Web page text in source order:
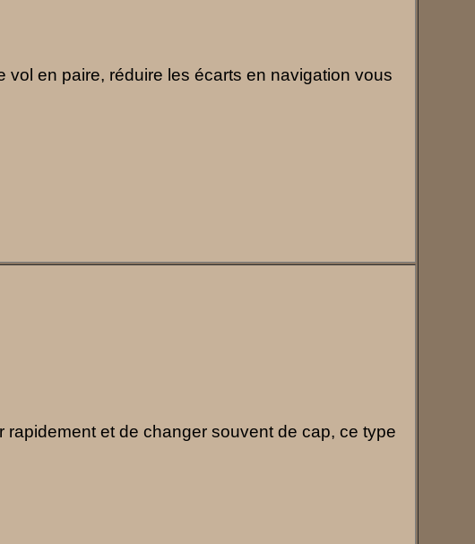
en paire, réduire les écarts en navigation vous
et de changer souvent de cap, ce type